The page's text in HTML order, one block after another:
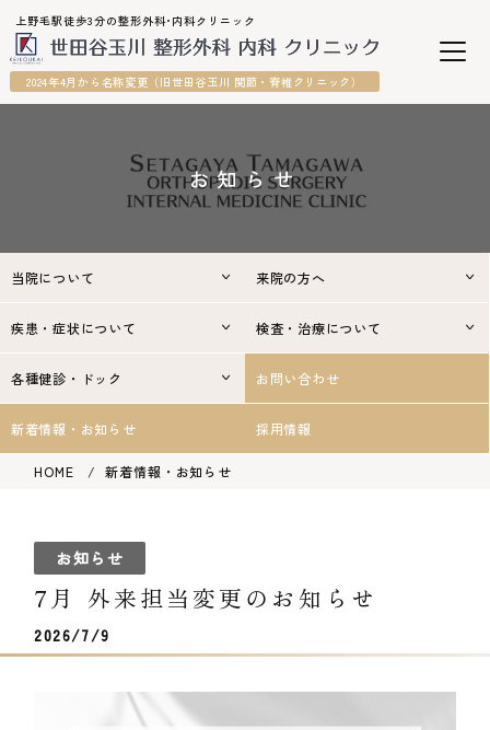
上野毛駅徒歩3分の整形外科•内科クリニック
2024年4月から名称変更（旧世田谷玉川 関節・脊椎クリニック）
お知らせ
当院について 来院の方へ
疾患・症状について 検査・治療について
各種健診・ドック お問い合わせ
新着情報・お知らせ 採用情報
HOME 新着情報・お知らせ
お知らせ
7月 外来担当変更のお知らせ
2026/7/9